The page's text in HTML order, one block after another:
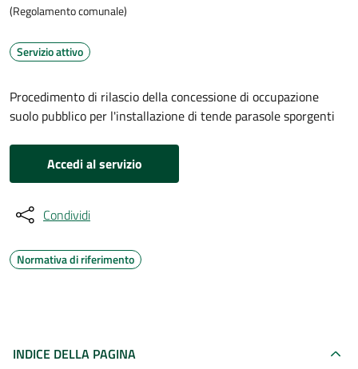
(Regolamento comunale)
Servizio attivo
Procedimento di rilascio della concessione di occupazione
suolo pubblico per l'installazione di tende parasole sporgenti
Accedi al servizio
Condividi
Normativa di riferimento
INDICE DELLA PAGINA